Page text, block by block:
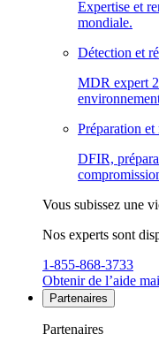
Expertise et
mondiale.
Détection et
MDR expert
Préparation
DFIR,
Vous subissez une
Nos experts sont
1-855-868-3733
Obtenir de l’aide
Partenaires
Partenaires